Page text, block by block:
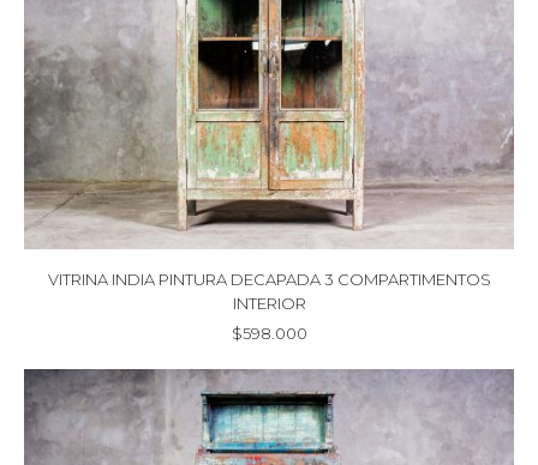
VITRINA INDIA PINTURA DECAPADA 3 COMPARTIMENTOS
INTERIOR
$598.000